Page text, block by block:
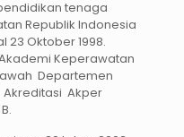
tenaga
Republik Indonesia
23 Oktober 1998.
Keperawatan
Departemen
Akper